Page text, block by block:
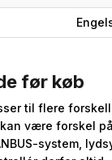
før køb
til flere
være forskel
system,